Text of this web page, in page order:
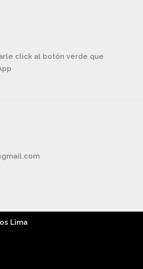
click al botón verde que
Lima